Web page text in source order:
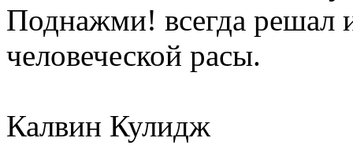
Поднажми! всегда решал
человеческой расы.
Калвин Кулидж